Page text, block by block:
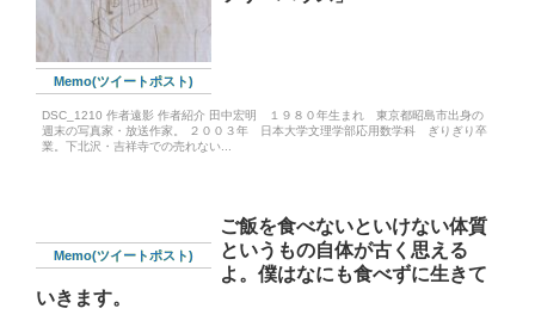
Memo(ツイートポスト)
DSC_1210 作者遠影 作者紹介 田中宏明 １９８０年生まれ 東京都昭島市出身の
週末の写真家・放送作家。 ２００３年 日本大学文理学部応用数学科 ぎりぎり卒
業。下北沢・吉祥寺での売れない...
Memo(ツイートポスト)
ご飯を食べないといけない体質
というもの自体が古く思える
よ。僕はなにも食べずに生きて
いきます。